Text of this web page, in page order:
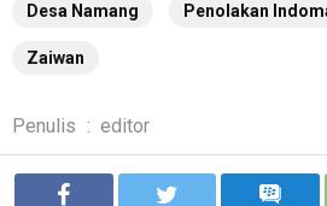
Desa Namang Penolakan
Zaiwan
Penulis : editor